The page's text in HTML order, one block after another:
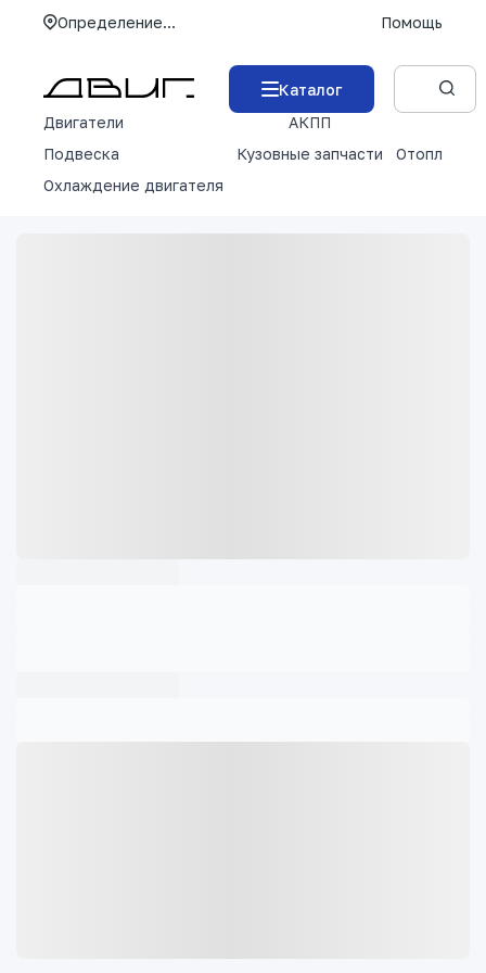
Определение... Помощь
Каталог
Двигатели
АКПП
Подвеска
Кузовные запчасти
Отопление
Охлаждение двигателя